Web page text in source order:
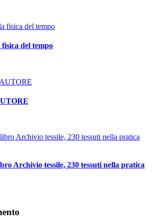
del tempo
Archivio tessile, 230 tessuti nella pratica